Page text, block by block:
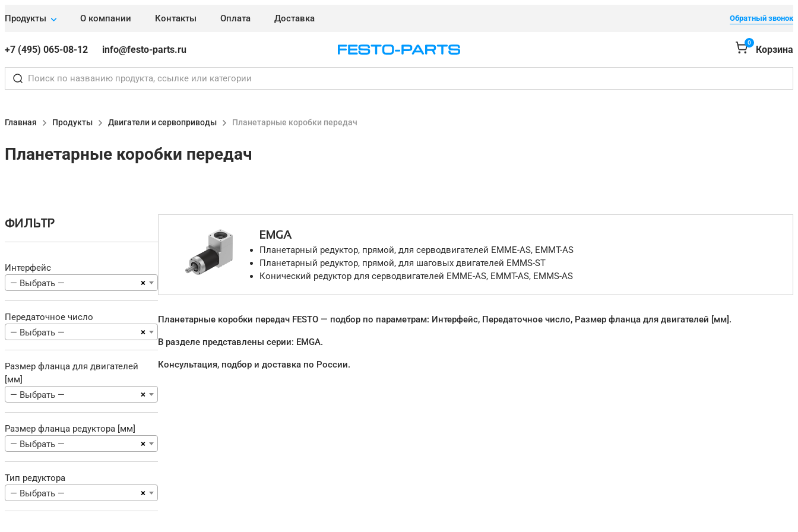
Продукты О компании Контакты Оплата Доставка Обратный звонок
+7 (495) 065-08-12 info@festo-parts.ru
0
Корзина
Главная Продукты Двигатели и сервоприводы Планетарные коробки передач
Планетарные коробки передач
ФИЛЬТР
Интерфейс
×
— Выбрать —
Передаточное число
×
— Выбрать —
Размер фланца для двигателей
[мм]
×
— Выбрать —
Размер фланца редуктора [мм]
×
— Выбрать —
Тип редуктора
×
— Выбрать —
EMGA
Планетарный редуктор, прямой, для серводвигателей EMME-AS, EMMT-AS
Планетарный редуктор, прямой, для шаговых двигателей EMMS-ST
Конический редуктор для серводвигателей EMME-AS, EMMT-AS, EMMS-AS
Планетарные коробки передач FESTO — подбор по параметрам: Интерфейс, Передаточное число, Размер фланца для двигателей [мм].
В разделе представлены серии: EMGA.
Консультация, подбор и доставка по России.